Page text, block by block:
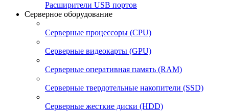
Расширители USB портов
Серверное оборудование
Серверные процессоры (CPU)
Серверные видеокарты (GPU)
Серверные оперативная память (RAM)
Серверные твердотельные накопители (SSD)
Серверные жесткие диски (HDD)